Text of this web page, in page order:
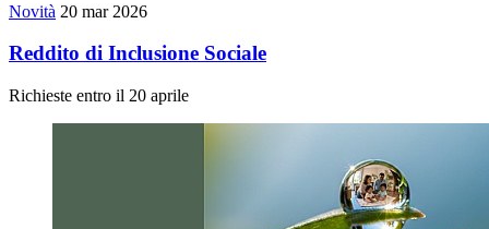
Novità 20 mar 2026
Reddito di Inclusione Sociale
Richieste entro il 20 aprile